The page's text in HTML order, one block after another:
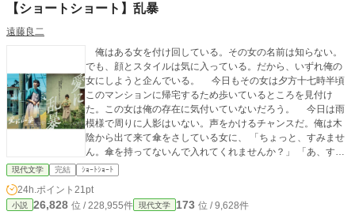
【ショートショート】乱暴
遠藤良二
俺はある女を付け回している。その女の名前は知らない。
でも、顔とスタイルは気に入っている。だから、いずれ俺の
女にしようと企んでいる。 今日もその女は夕方十七時半頃
このマンションに帰宅するため歩いているところを見付け
た。この女は俺の存在に気付いていないだろう。 今日は雨
模様で周りに人影はいない。声をかけるチャンスだ。俺は木
陰から出て来て傘をさしている女に、 「ちょっと、すみませ
ん。傘を持ってないんで入れてくれませんか？」 「あ、すみ
ません。急いでいるもので」 そこで俺は女の右の頬を張っ
た。 「キャッ！」 と声を上げた。それからお腹を殴った。
すると、 「うう……」 とその場にうずくまりしゃがみ込ん
だ。 事前に用意しておいたハンカチに睡眠剤を含ませてお
現代文学 完結 ｼｮｰﾄｼｮｰﾄ
24h.ポイント 21pt
小説 26,828 位 / 228,955件 現代文学 173 位 / 9,628件